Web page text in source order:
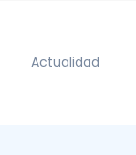
Actualidad